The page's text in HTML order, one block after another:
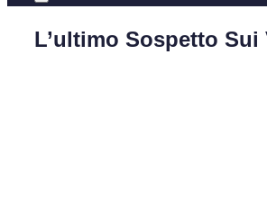
L’ultimo Sospetto Sui